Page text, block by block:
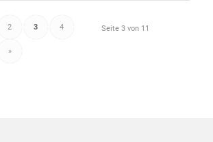
Seite 3 von 11
2 3 4
»